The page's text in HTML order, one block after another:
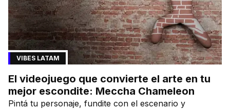
VIBES LATAM
El videojuego que convierte el arte en tu
mejor escondite: Meccha Chameleon
Pintá tu personaje, fundite con el escenario y